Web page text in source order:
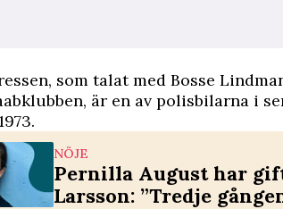
, som talat med Bosse
är en av polisbilarna i
NÖJE
Pernilla August har
Larsson: ”Tredje